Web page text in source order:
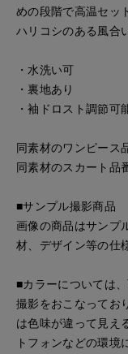
めの段階で高温セッ
ハリコシのある風合
・水洗い可
・裏地あり
・袖ドロスト調節可
同素材のワンピース
同素材のスカート品
■サンプル撮影商品
画像の商品はサンプ
材、デザイン等の仕
■カラーについては
撮影をおこなってお
は色味が違って見え
トフォンなどの環境